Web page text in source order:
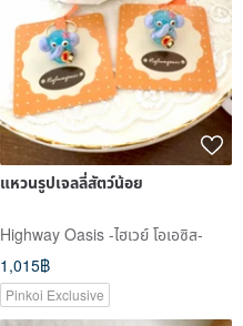
แหวนรูปเจลลี่สัตว์น้อย
Highway Oasis -ไฮเวย์ โอเอซิส-
1,015฿
Pinkoi Exclusive